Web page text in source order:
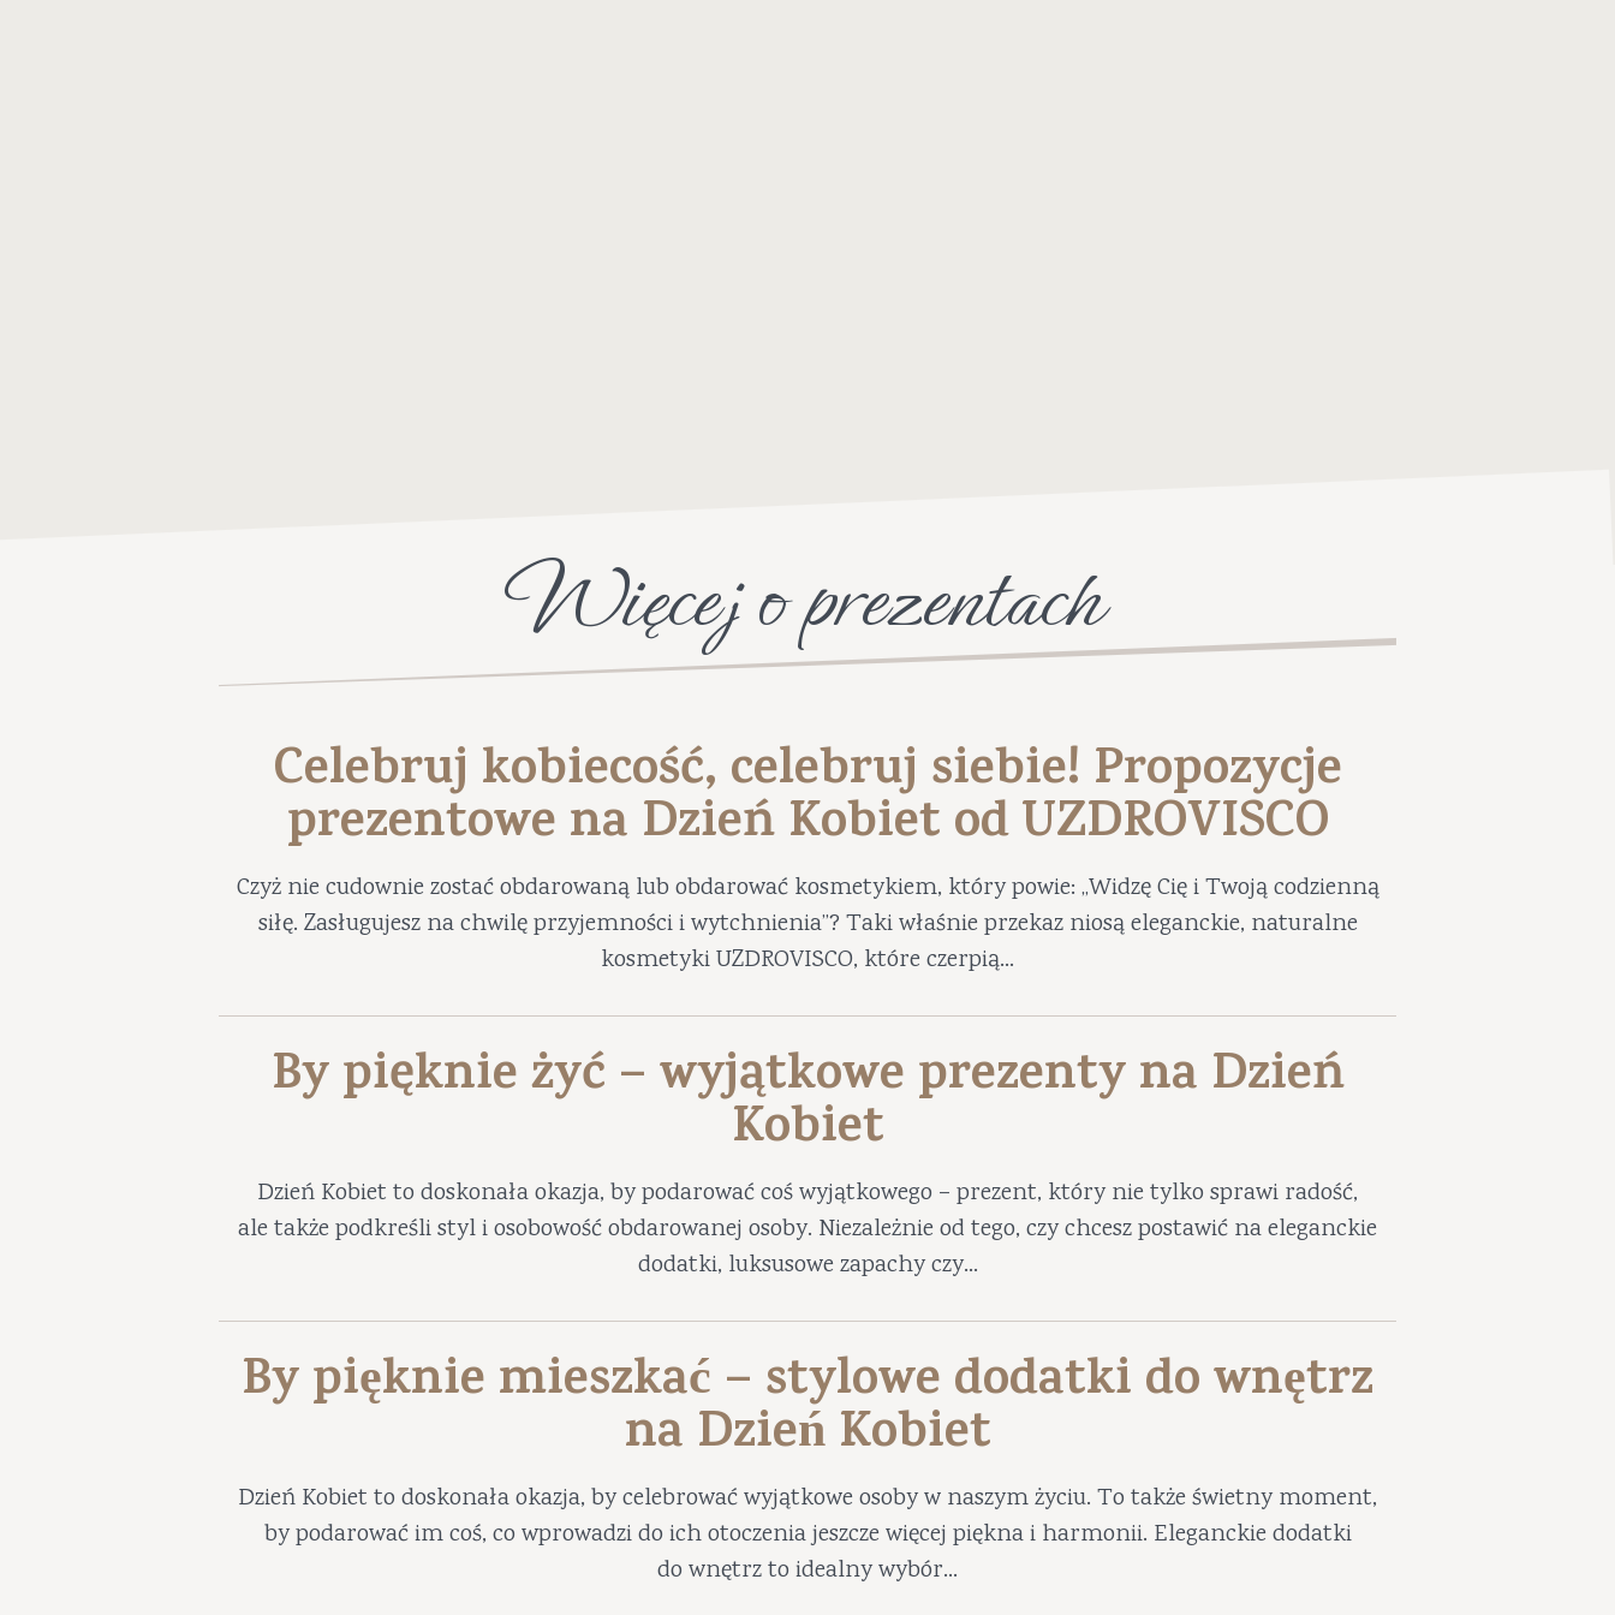
Więcej o prezentach
Celebruj kobiecość, celebruj siebie! Propozycje
prezentowe na Dzień Kobiet od UZDROVISCO
Czyż nie cudownie zostać obdarowaną lub obdarować kosmetykiem, który powie: „Widzę Cię i Twoją codzienną
siłę. Zasługujesz na chwilę przyjemności i wytchnienia”? Taki właśnie przekaz niosą eleganckie, naturalne
kosmetyki UZDROVISCO, które czerpią...
By pięknie żyć – wyjątkowe prezenty na Dzień
Kobiet
Dzień Kobiet to doskonała okazja, by podarować coś wyjątkowego – prezent, który nie tylko sprawi radość,
ale także podkreśli styl i osobowość obdarowanej osoby. Niezależnie od tego, czy chcesz postawić na eleganckie
dodatki, luksusowe zapachy czy...
By pięknie mieszkać – stylowe dodatki do wnętrz
na Dzień Kobiet
Dzień Kobiet to doskonała okazja, by celebrować wyjątkowe osoby w naszym życiu. To także świetny moment,
by podarować im coś, co wprowadzi do ich otoczenia jeszcze więcej piękna i harmonii. Eleganckie dodatki
do wnętrz to idealny wybór...